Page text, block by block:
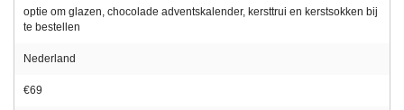
optie om glazen, chocolade adventskalender, kersttrui en kerstsokken bij
te bestellen
Nederland
€69